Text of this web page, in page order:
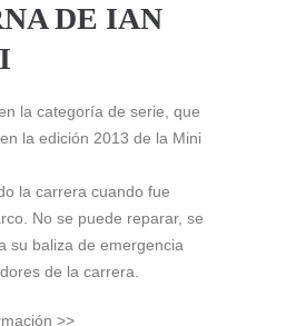
DE IAN
la categoría de serie, que
la edición 2013 de la Mini
la carrera cuando fue
No se puede reparar, se
su baliza de emergencia
de la carrera.
>>